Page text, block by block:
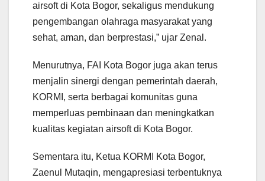
airsoft di Kota Bogor, sekaligus mendukung
pengembangan olahraga masyarakat yang
sehat, aman, dan berprestasi,” ujar Zenal.
Menurutnya, FAI Kota Bogor juga akan terus
menjalin sinergi dengan pemerintah daerah,
KORMI, serta berbagai komunitas guna
memperluas pembinaan dan meningkatkan
kualitas kegiatan airsoft di Kota Bogor.
Sementara itu, Ketua KORMI Kota Bogor,
Zaenul Mutaqin, mengapresiasi terbentuknya